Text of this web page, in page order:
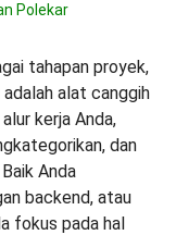
Polekar
tahapan proyek,
alat canggih
kerja Anda,
dan
Anda
backend, atau
fokus pada hal